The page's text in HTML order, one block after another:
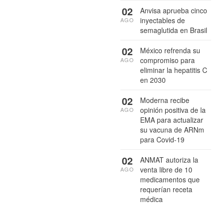
Anvisa aprueba cinco
inyectables de
semaglutida en Brasil
02
AGO
México refrenda su
compromiso para
eliminar la hepatitis C
en 2030
02
AGO
Moderna recibe
opinión positiva de la
EMA para actualizar
su vacuna de ARNm
para Covid-19
02
AGO
ANMAT autoriza la
venta libre de 10
medicamentos que
requerían receta
médica
02
AGO